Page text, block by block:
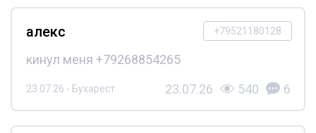
+79521180128
алекс
кинул меня +79268854265
23.07.26 - Бухарест 23.07.26 540 6